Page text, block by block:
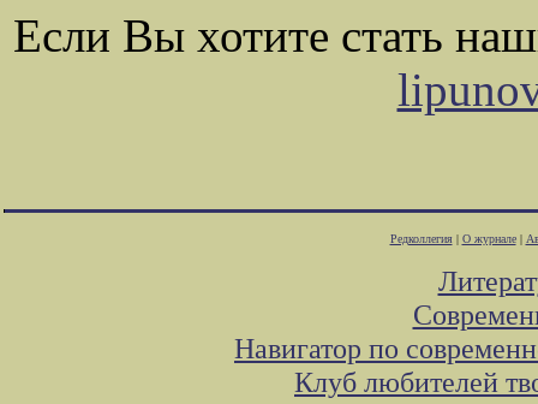
Если Вы хотите стать
Редколлегия| О журнале|
Навигатор по
Клуб любителей